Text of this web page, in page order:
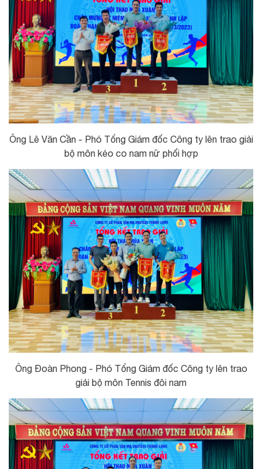
Ông Lê Văn Cần - Phó Tổng Giám đốc Công ty lên trao giải
bộ môn kéo co nam nữ phối hợp
Ông Đoàn Phong - Phó Tổng Giám đốc Công ty lên trao
giải bộ môn Tennis đôi nam